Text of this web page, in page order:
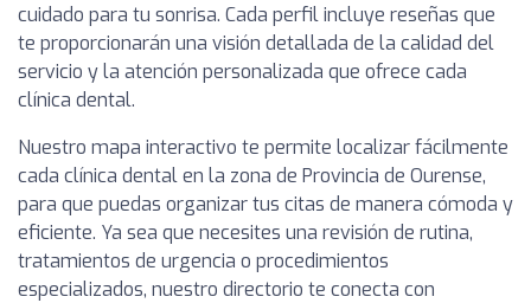
cuidado para tu sonrisa. Cada perfil incluye reseñas que
te proporcionarán una visión detallada de la calidad del
servicio y la atención personalizada que ofrece cada
clínica dental.
Nuestro mapa interactivo te permite localizar fácilmente
cada clínica dental en la zona de Provincia de Ourense,
para que puedas organizar tus citas de manera cómoda y
eficiente. Ya sea que necesites una revisión de rutina,
tratamientos de urgencia o procedimientos
especializados, nuestro directorio te conecta con